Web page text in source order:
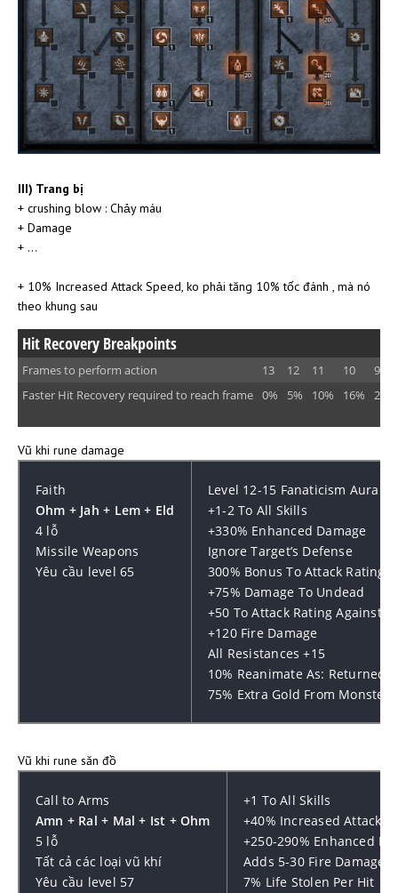
III) Trang bị
+ crushing blow : Chảy máu
+ Damage
+ ...
+ 10% Increased Attack Speed, ko phải tăng 10% tốc đánh , mà nó
theo khung sau
Hit Recovery Breakpoints
Frames to perform action 13 12 11 10
9
Faster Hit Recovery required to reach frame 0% 5% 10% 16% 24%
Vũ khi rune damage
Faith
Ohm + Jah + Lem + Eld
4 lỗ
Missile Weapons
Yêu cầu level 65
Level 12-15 Fanaticism Aura
+1-2 To All Skills
+330% Enhanced Damage
Ignore Target’s Defense
300% Bonus To Attack Rating
+75% Damage To Undead
+50 To Attack Rating Against
+120 Fire Damage
All Resistances +15
10% Reanimate As: Returned
75% Extra Gold From Monsters
Vũ khi rune săn đồ
Call to Arms
Amn + Ral + Mal + Ist + Ohm
5 lỗ
Tất cả các loại vũ khí
Yêu cầu level 57
+1 To All Skills
+40% Increased Attack
+250-290% Enhanced
Adds 5-30 Fire Damage
7% Life Stolen Per Hit